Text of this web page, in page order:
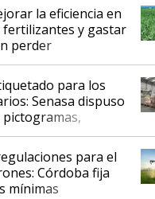
la eficiencia en
fertilizantes y gastar
perder
en la campaña
para los
Senasa dispuso
pictogramas,
advertencia e
para el
Córdoba fija
mínimas